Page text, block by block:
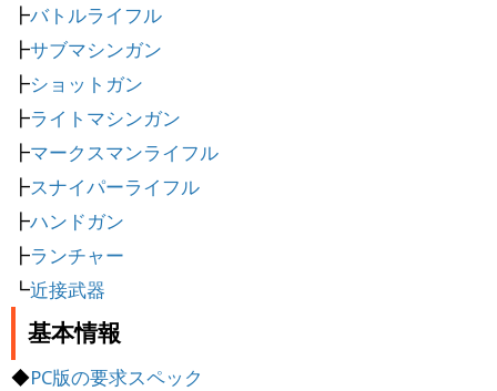
┣バトルライフル
┣サブマシンガン
┣ショットガン
┣ライトマシンガン
┣マークスマンライフル
┣スナイパーライフル
┣ハンドガン
┣ランチャー
┗近接武器
基本情報
◆PC版の要求スペック